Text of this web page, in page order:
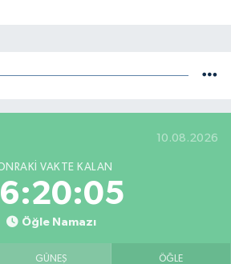
10.08.2026
VAKTE KALAN
Öğle Namazı
GÜNEŞ ÖĞLE